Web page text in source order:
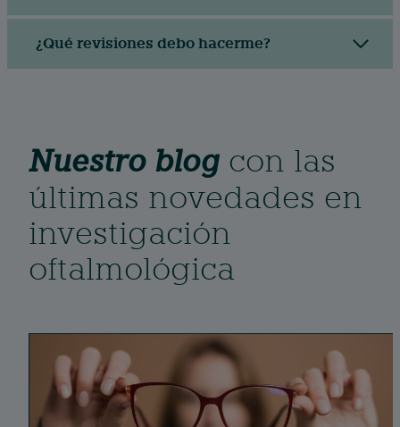
¿Qué revisiones debo hacerme?
Nuestro blog con las
últimas novedades en
investigación
oftalmológica